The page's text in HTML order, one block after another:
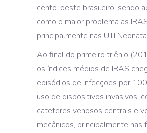
cento-oeste brasileiro, sendo
como o maior problema as
principalmente nas UTI
Ao final do primeiro triênio
os índices médios de IRAS
episódios de infecções por
uso de dispositivos invasivos,
cateteres venosos centrais e
mecânicos, principalmente nas